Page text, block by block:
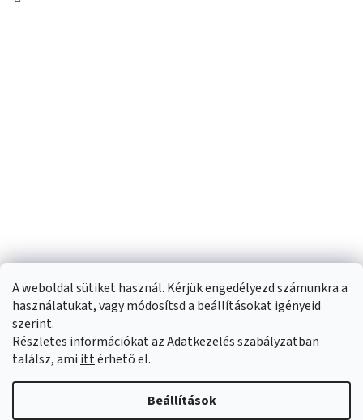
A weboldal sütiket használ. Kérjük engedélyezd számunkra a
használatukat, vagy módosítsd a beállításokat igényeid
szerint.
Részletes információkat az Adatkezelés szabályzatban
találsz, ami ittérhető el.
Beállítások
Shoptet készítette
Sportfit.hu. Minden jog fenntartva.